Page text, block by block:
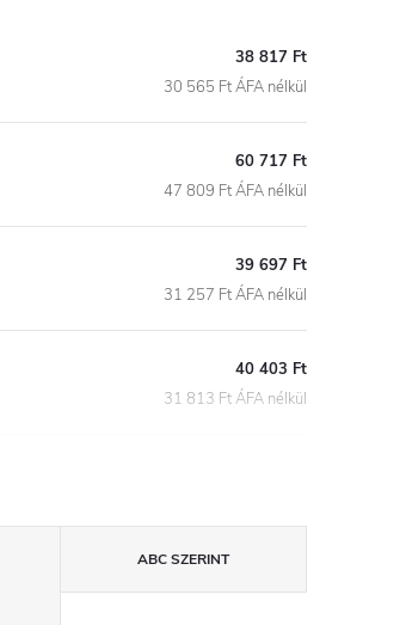
38 817 Ft
30 565 Ft ÁFA nélkül
60 717 Ft
47 809 Ft ÁFA nélkül
39 697 Ft
31 257 Ft ÁFA nélkül
40 403 Ft
31 813 Ft ÁFA nélkül
ABC SZERINT